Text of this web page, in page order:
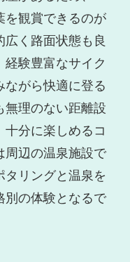
を観賞できるのが
く路面状態も良
験豊富なサイク
ながら快適に登る
無理のない距離設
分に楽しめるコ
周辺の温泉施設で
タリングと温泉を
別の体験となるで